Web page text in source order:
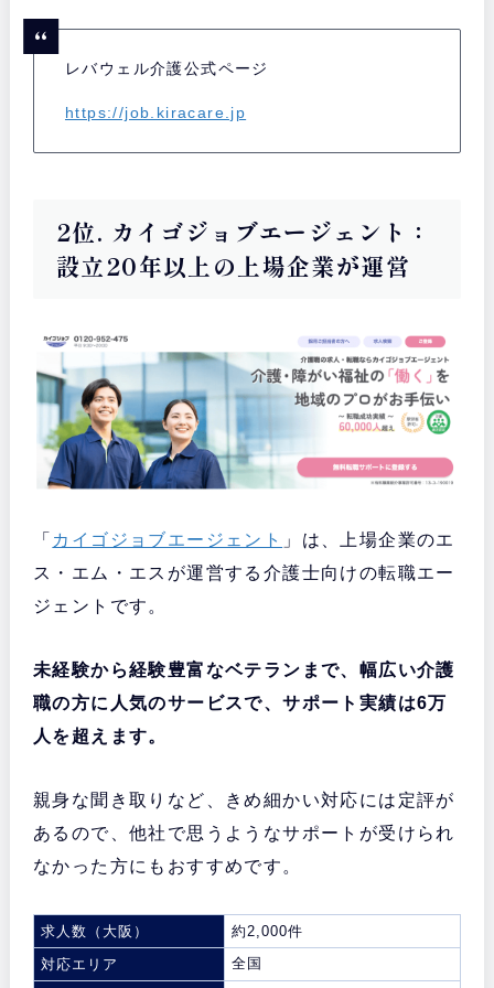
レバウェル介護公式ページ
https://job.kiracare.jp
2位. カイゴジョブエージェント：
設立20年以上の上場企業が運営
「 カイゴジョブエージェント 」は、上場企業のエ
ス・エム・エスが運営する介護士向けの転職エー
ジェントです。
未経験から経験豊富なベテランまで、幅広い介護
職の方に人気のサービスで、サポート実績は6万
人を超えます。
親身な聞き取りなど、きめ細かい対応には定評が
あるので、他社で思うようなサポートが受けられ
なかった方にもおすすめです。
求人数（大阪）
約2,000件
対応エリア
全国